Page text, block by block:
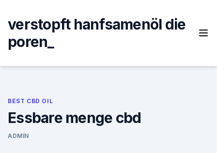
content
verstopft hanfsamenöl die
poren_
BEST CBD OIL
Essbare menge cbd
ADMIN